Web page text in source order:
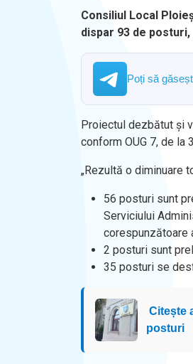
Consiliul Local
dispar 93 de
Poți să
Proiectul dezbătut și
conform OUG 7, de la
„Rezultă o diminuare
56 posturi sunt
Serviciului
corespunzătoare
2 posturi sunt
35 posturi se
Citește
posturi